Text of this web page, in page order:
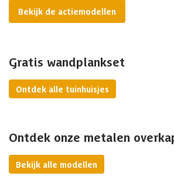
Bekijk de actiemodellen
Gratis wandplankset
Ontdek alle tuinhuisjes
Ontdek onze metalen
Bekijk alle modellen